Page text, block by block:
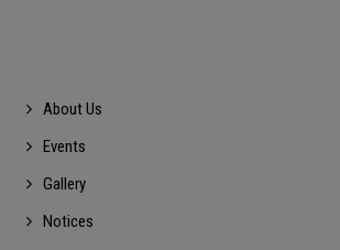
About Us
Events
Gallery
Notices